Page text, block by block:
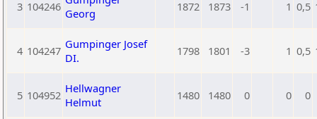
3 104246 Georg
1872 1873 -1 1 0,5
4 104247 Gumpinger Josef
DI.
1798 1801 -3 1 0,5
5 104952 Hellwagner
Helmut
1480 1480 0 0 0